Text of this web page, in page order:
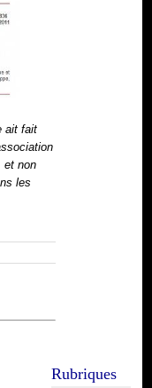
ait fait
et non
les
Rubriques